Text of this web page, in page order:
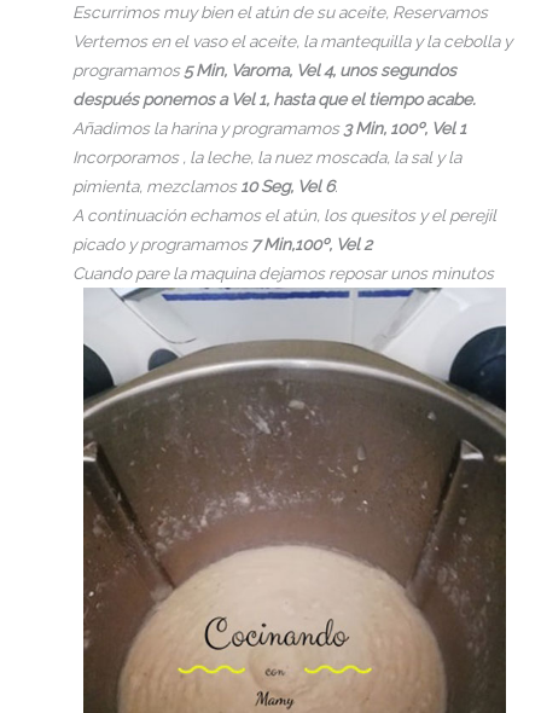
Escurrimos muy bien el atún de su aceite, Reservamos
Vertemos en el vaso el aceite, la mantequilla y la cebolla y
programamos5 Min, Varoma, Vel 4, unos segundos
después ponemos a Vel 1, hasta que el tiempo acabe.
Añadimos la harina y programamos3 Min, 100º, Vel 1
Incorporamos , la leche, la nuez moscada, la sal y la
pimienta, mezclamos10 Seg, Vel 6.
A continuación echamos el atún, los quesitos y el perejil
picado y programamos 7 Min,100º, Vel 2
Cuando pare la maquina dejamos reposar unos minutos